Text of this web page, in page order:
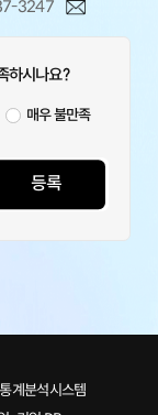
3247
하시나요?
매우 불만족
등록
계분석시스템